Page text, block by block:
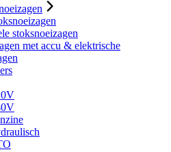
stoksnoeizagen
met accu & elektrische